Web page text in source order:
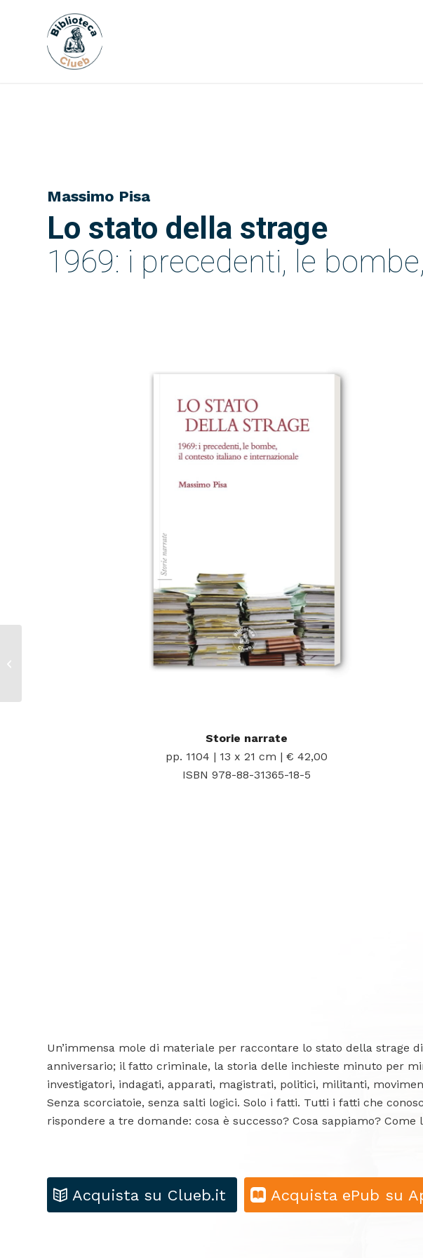
Massimo Pisa
Lo stato della strage
1969: i precedenti, le
Storie narrate
pp. 1104 | 13 x 21 cm | € 42,00
ISBN 978-88-31365-18-5
Un’immensa mole di materiale per raccontare lo stato della strage
anniversario; il fatto criminale, la storia delle inchieste minuto per
investigatori, indagati, apparati, magistrati, politici, militanti,
Senza scorciatoie, senza salti logici. Solo i fatti. Tutti i fatti che
rispondere a tre domande: cosa è successo? Cosa sappiamo? Come
Acquista su Clueb.it Acquista ePub su
EMAIL
Ti